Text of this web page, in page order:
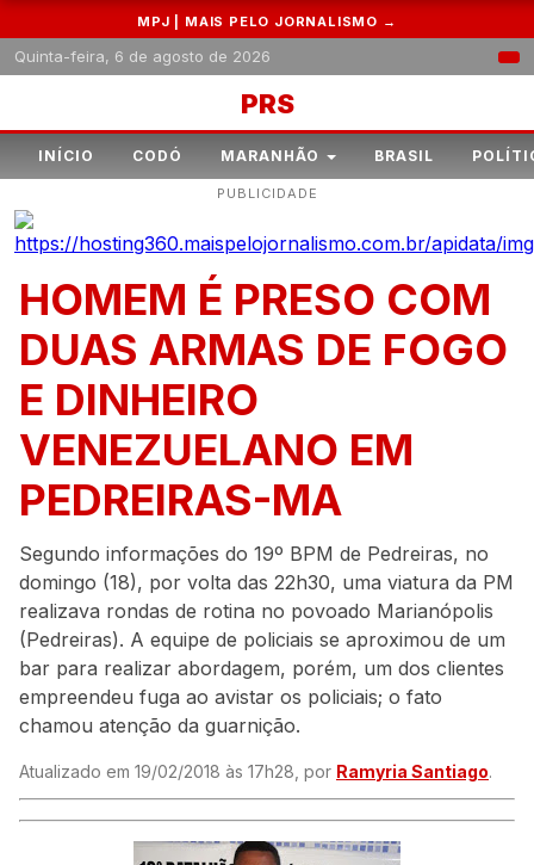
MPJ | MAIS PELO JORNALISMO →
Quinta-feira, 6 de agosto de 2026
PRS
INÍCIO CODÓ MARANHÃO BRASIL
PUBLICIDADE
HOMEM É PRESO COM
DUAS ARMAS DE FOGO
E DINHEIRO
VENEZUELANO EM
PEDREIRAS-MA
Segundo informações do 19º BPM de Pedreiras, no
domingo (18), por volta das 22h30, uma viatura da PM
realizava rondas de rotina no povoado Marianópolis
(Pedreiras). A equipe de policiais se aproximou de um
bar para realizar abordagem, porém, um dos clientes
empreendeu fuga ao avistar os policiais; o fato
chamou atenção da guarnição.
Atualizado em 19/02/2018 às 17h28, por Ramyria Santiago.